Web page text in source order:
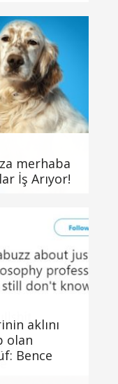
merhaba
İş Arıyor!
aklını
olan
Bence